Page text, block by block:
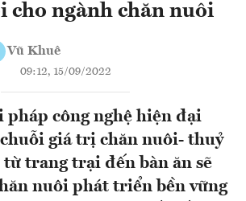
cho ngành chăn nuôi
Vũ Khuê
09:12, 15/09/2022
pháp công nghệ hiện đại
giá trị chăn nuôi- thuỷ
từ trang trại đến bàn ăn sẽ
nuôi phát triển bền vững